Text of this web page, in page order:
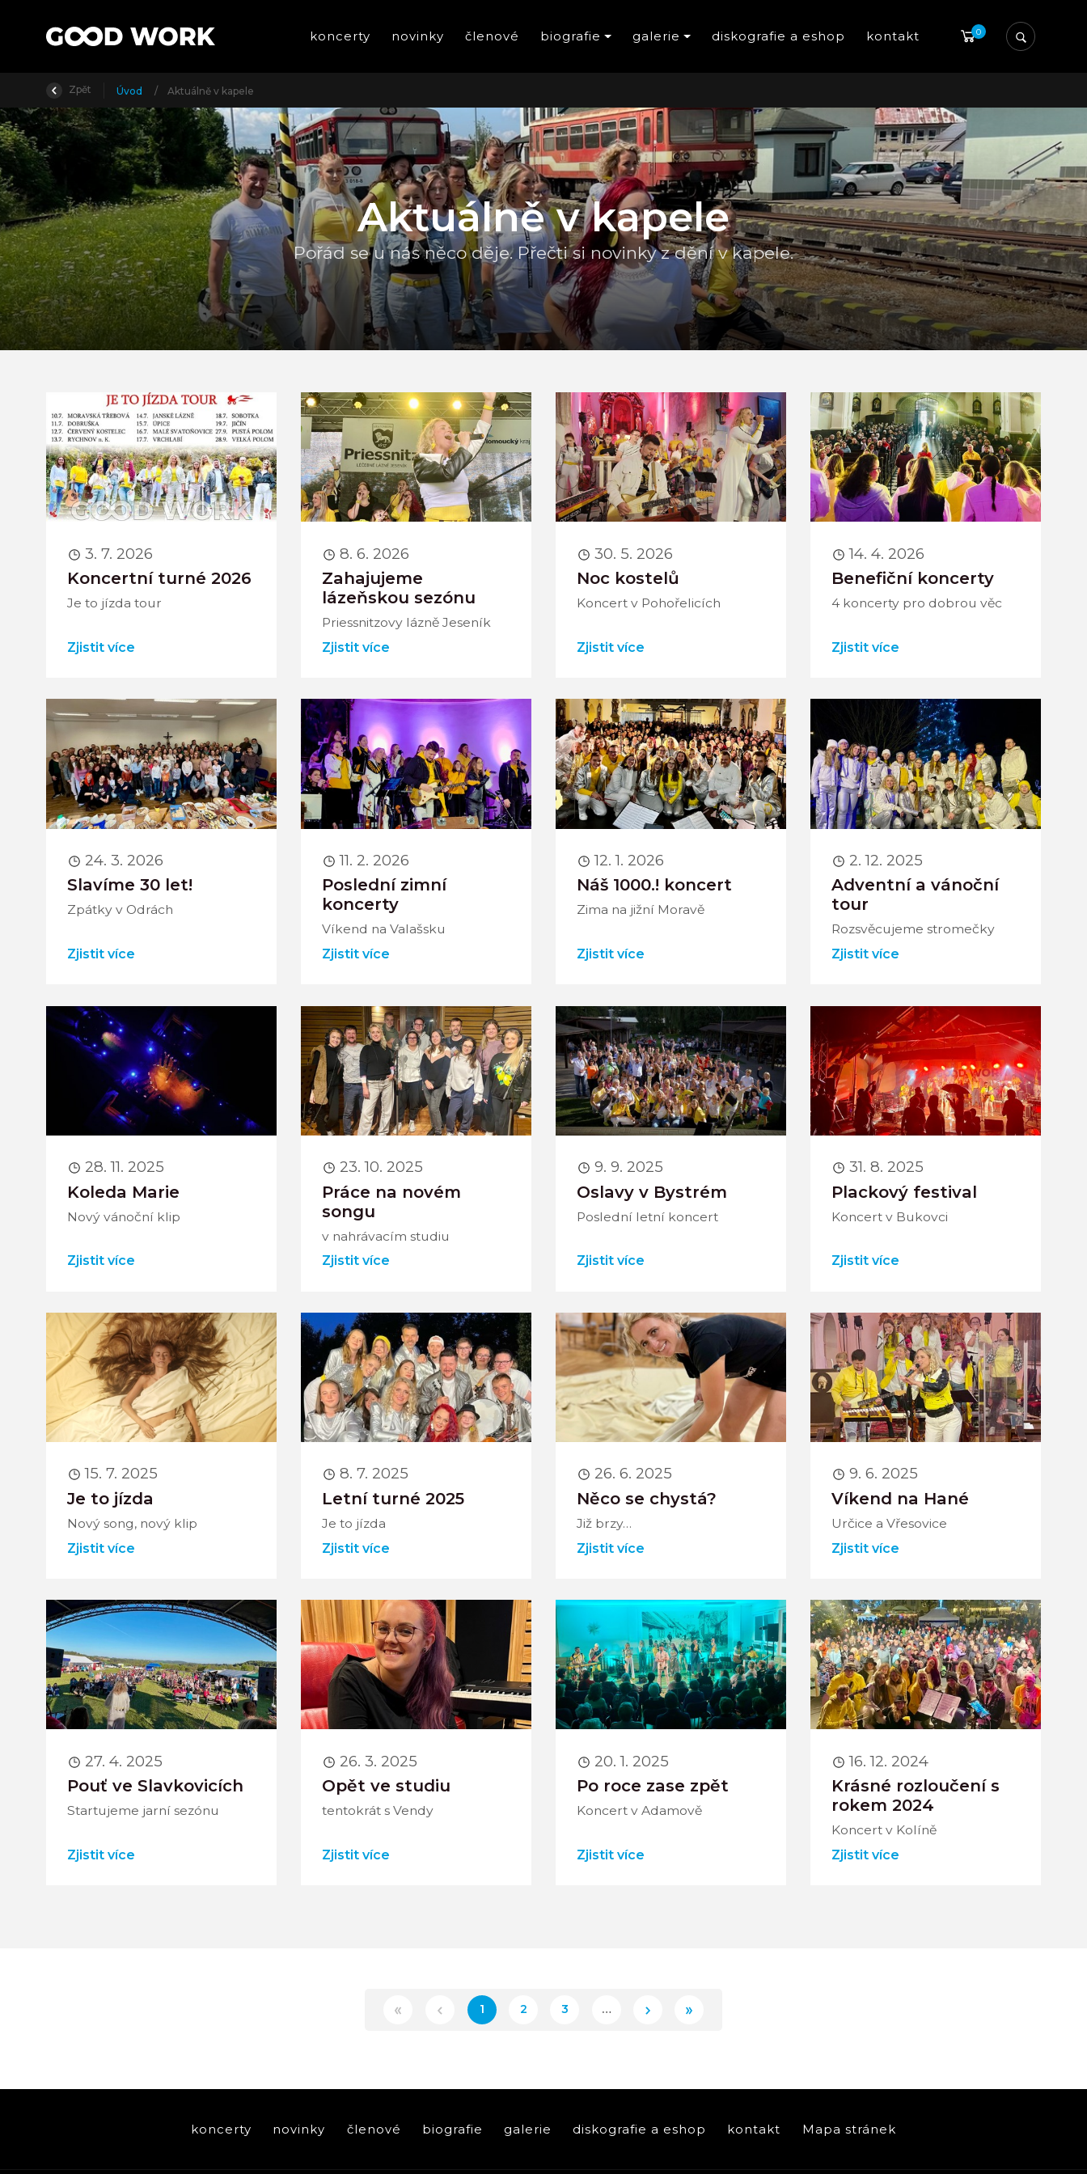
koncerty novinky členové biografie galerie diskografie a eshop kontakt 0
Zpět Úvod / Aktuálně v kapele
Aktuálně v kapele
Pořád se u nás něco děje. Přečti si novinky z dění v kapele.
3. 7. 2026
Koncertní turné 2026
Je to jízda tour
Zjistit více
8. 6. 2026
Zahajujeme
lázeňskou sezónu
Priessnitzovy lázně Jeseník
Zjistit více
30. 5. 2026
Noc kostelů
Koncert v Pohořelicích
Zjistit více
14. 4. 2026
Benefiční koncerty
4 koncerty pro dobrou věc
Zjistit více
24. 3. 2026
Slavíme 30 let!
Zpátky v Odrách
Zjistit více
11. 2. 2026
Poslední zimní
koncerty
Víkend na Valašsku
Zjistit více
12. 1. 2026
Náš 1000.! koncert
Zima na jižní Moravě
Zjistit více
2. 12. 2025
Adventní a vánoční
tour
Rozsvěcujeme stromečky
Zjistit více
28. 11. 2025
Koleda Marie
Nový vánoční klip
Zjistit více
23. 10. 2025
Práce na novém
songu
v nahrávacím studiu
Zjistit více
9. 9. 2025
Oslavy v Bystrém
Poslední letní koncert
Zjistit více
31. 8. 2025
Plackový festival
Koncert v Bukovci
Zjistit více
15. 7. 2025
Je to jízda
Nový song, nový klip
Zjistit více
8. 7. 2025
Letní turné 2025
Je to jízda
Zjistit více
26. 6. 2025
Něco se chystá?
Již brzy…
Zjistit více
9. 6. 2025
Víkend na Hané
Určice a Vřesovice
Zjistit více
27. 4. 2025
Pouť ve Slavkovicích
Startujeme jarní sezónu
Zjistit více
26. 3. 2025
Opět ve studiu
tentokrát s Vendy
Zjistit více
20. 1. 2025
Po roce zase zpět
Koncert v Adamově
Zjistit více
16. 12. 2024
Krásné rozloučení s
rokem 2024
Koncert v Kolíně
Zjistit více
1 2 3 …
koncerty novinky členové biografie galerie diskografie a eshop kontakt Mapa stránek